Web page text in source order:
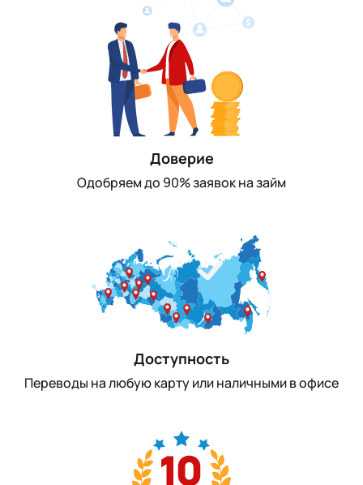
Доверие
Одобряем до 90% заявок на займ
Доступность
Переводы на любую карту или наличными в офисе